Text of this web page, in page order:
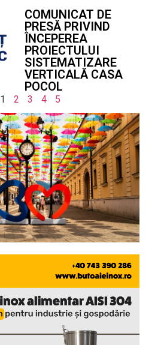
COMUNICAT DE
PRESĂ PRIVIND
ÎNCEPEREA
PROIECTULUI
SISTEMATIZARE
VERTICALĂ CASA
POCOL
1 2 3 4 5